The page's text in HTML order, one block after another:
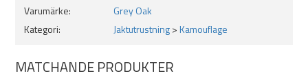
Varumärke:
Grey Oak
Kategori:
Jaktutrustning>Kamouflage
MATCHANDE PRODUKTER